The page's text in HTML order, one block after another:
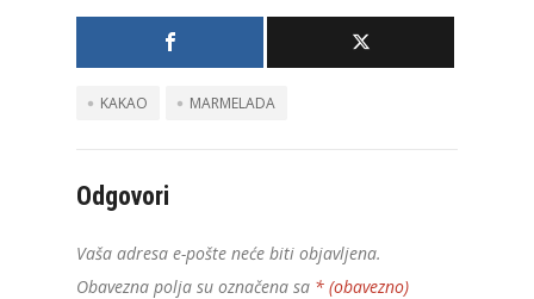
KAKAO MARMELADA
Odgovori
Vaša adresa e-pošte neće biti objavljena.
Obavezna polja su označena sa * (obavezno)